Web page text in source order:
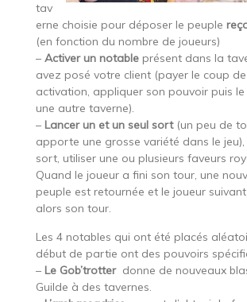
tav
erne choisie pour déposer le peuple
(en fonction du nombre de joueurs)
– Activer un notableprésent dans la
avez posé votre client (payer le coup
activation, appliquer son pouvoir puis
une autre taverne).
– Lancer un et un seul sort(un peu de
apporte une grosse variété dans le jeu),
sort, utiliser une ou plusieurs faveurs
Quand le joueur a fini son tour, une
peuple est retournée et le joueur
alors son tour.
Les 4 notables qui ont été placés
début de partie ont des pouvoirs
– Le Gob’trotter donne de nouveaux
Guilde à des tavernes.